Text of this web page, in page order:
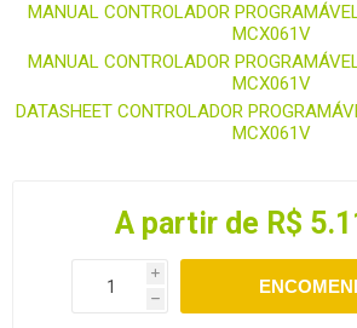
MANUAL CONTROLADOR
MCX061V
MANUAL CONTROLADOR
MCX061V
DATASHEET CONTROLADOR
MCX061V
A partir de R$
i
h